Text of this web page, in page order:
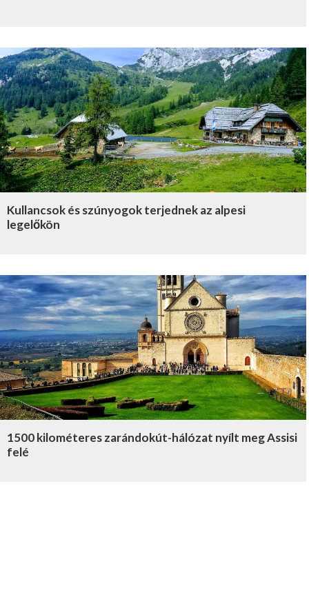
Kullancsok és szúnyogok terjednek az alpesi
legelőkön
1500 kilométeres zarándokút-hálózat nyílt meg Assisi
felé